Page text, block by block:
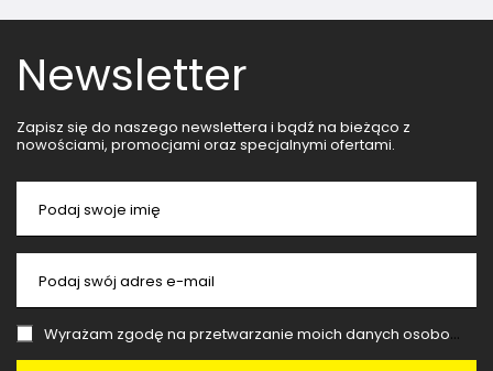
Newsletter
Zapisz się do naszego newslettera i bądź na bieżąco z
nowościami, promocjami oraz specjalnymi ofertami.
Podaj swoje imię
Podaj swój adres e-mail
Wyrażam zgodę na przetwarzanie moich danych osobowych (adres e-mail) na potrzeby wysyłki newslettera z informacją handlową (marketing). Więcej w